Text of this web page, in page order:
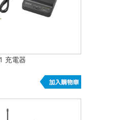
充電器